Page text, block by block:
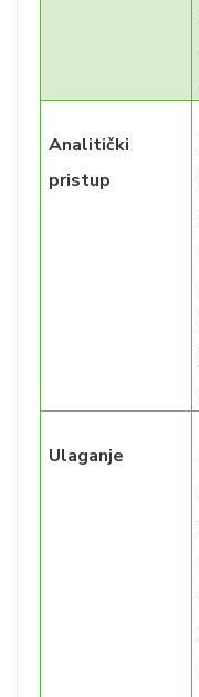
Analitički
pristup
Ulaganje